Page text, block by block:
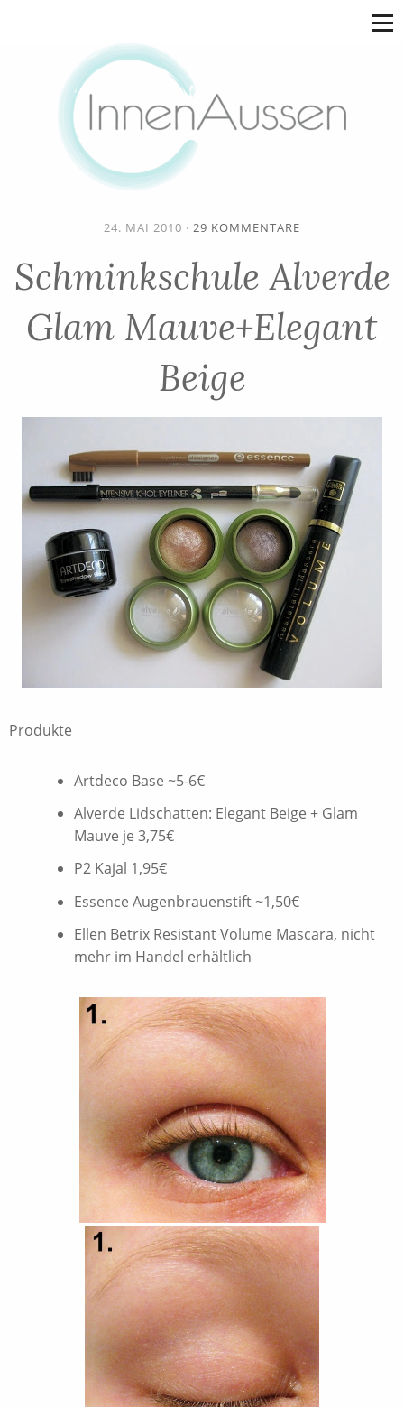
24. MAI 2010 · 29 KOMMENTARE
Schminkschule Alverde
Glam Mauve+Elegant
Beige
Produkte
Artdeco Base ~5-6€
Alverde Lidschatten: Elegant Beige + Glam
Mauve je 3,75€
P2 Kajal 1,95€
Essence Augenbrauenstift ~1,50€
Ellen Betrix Resistant Volume Mascara, nicht
mehr im Handel erhältlich